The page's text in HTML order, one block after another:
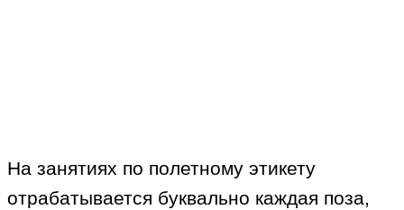
На занятиях по полетному этикету
отрабатывается буквально каждая поза,